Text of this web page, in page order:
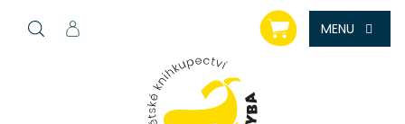
NÁKUPNÍ
KOŠÍK